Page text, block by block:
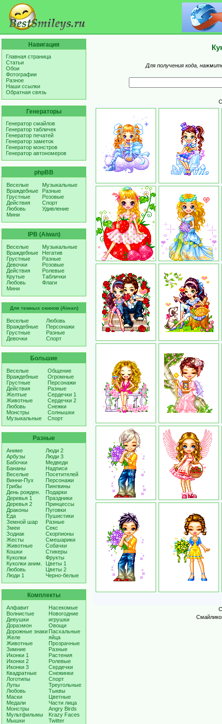
Навигация
Главная страница
Статьи
Обои
Фотографии
Разное
Наши ссылки
Обратная связь
Генераторы
Генератор смайлов
Генератор табличек
Генератор печатей
Генератор заметок
Генератор монстров
Генератор автономеров
phpBB
Веселые
Враждебные
Грустные
Действия
Любовь
Мини
Музыкальные
Разные
Розовые
Спорт
Удивление
IPB (Aiwan)
Веселые
Враждебные
Грустные
Девочки
Действия
Крутые
Любовь
Мини
Музыкальные
Негатив
Разные
Розовые
Ролевые
Таблички
Флаги
Для темных скинов (Aiwan)
Веселые
Враждебные
Грустные
Девочки
Любовь
Персонажи
Разные
Спорт
Большие
Веселые
Враждебные
Грустные
Действия
Желтые
Животные
Любовь
Монстры
Музыкальные
Общение
Огромные
Персонажи
Разные
Сердечки 1
Сердечки 2
Снежки
Солнышки
Спорт
Разные
Аниме
Арбузы
Бабочки
Бананы
Веселые
Винни-Пух
Грибы
День рожден.
Деревья 1
Деревья 2
Драконы
Еда
Земной шар
Змеи
Зодиак
Жесты
Животные
Кошки
Куколки
Куколки аним.
Любовь
Люди 1
Люди 2
Люди 3
Медведи
Надписи
Посетителей
Персонажи
Пингвины
Подарки
Праздники
Принцессы
Пуговки
Пушистики
Разные
Секс
Скорпионы
Смешарики
Собачки
Стикеры
Фрукты
Цветы 1
Цветы 2
Черно-белые
Комплекты
Алфавит
Волнистые
Девушки
Дораэмон
Дорожные знаки
Желе
Животные
Зимние
Иконки 1
Иконки 2
Иконки 3
Квадратные
Логотипы
Лупы
Любовь
Маски
Медали
Монстры
Мультфильмы
Мышки
Насекомые
Новогодние
игрушки
Овощи
Пасхальные
яйца
Прозрачные
Разные
Растения
Ролевые
Сердечки
Снежинки
Спорт
Треугольные
Тыквы
Цветные
Части лица
Angry Birds
Krazy Faces
Twitter
Для получения кода,